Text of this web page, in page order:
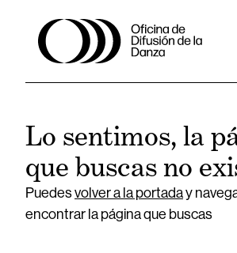
Lo sentimos, la
que buscas no
Puedesvolver a la portaday
encontrar la página que buscas